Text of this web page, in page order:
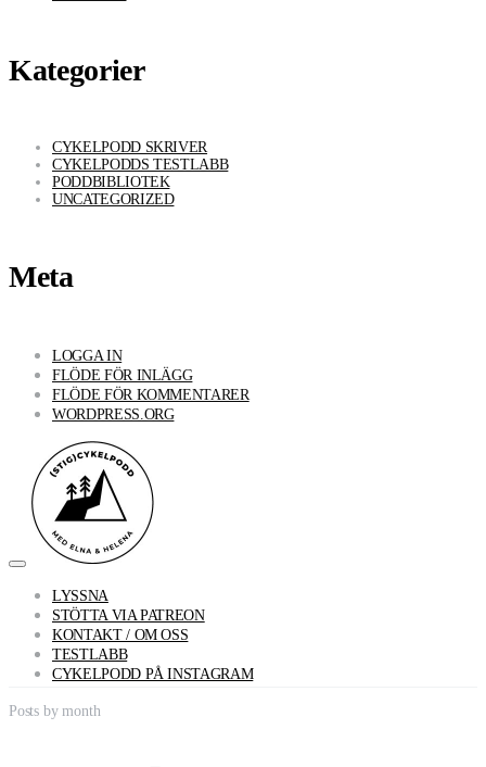
Kategorier
CYKELPODD SKRIVER
CYKELPODDS TESTLABB
PODDBIBLIOTEK
UNCATEGORIZED
Meta
LOGGA IN
FLÖDE FÖR INLÄGG
FLÖDE FÖR KOMMENTARER
WORDPRESS.ORG
LYSSNA
STÖTTA VIA PATREON
KONTAKT / OM OSS
TESTLABB
CYKELPODD PÅ INSTAGRAM
Posts by month